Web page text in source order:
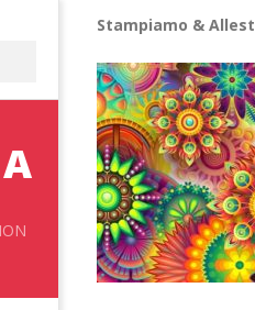
Stampiamo &